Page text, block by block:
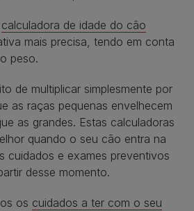
calculadora de idade do cão
mais precisa, tendo em conta
peso.
de multiplicar simplesmente por
as raças pequenas envelhecem
as grandes. Estas calculadoras
quando o seu cão entra na
cuidados e exames preventivos
desse momento.
os cuidados a ter com o seu